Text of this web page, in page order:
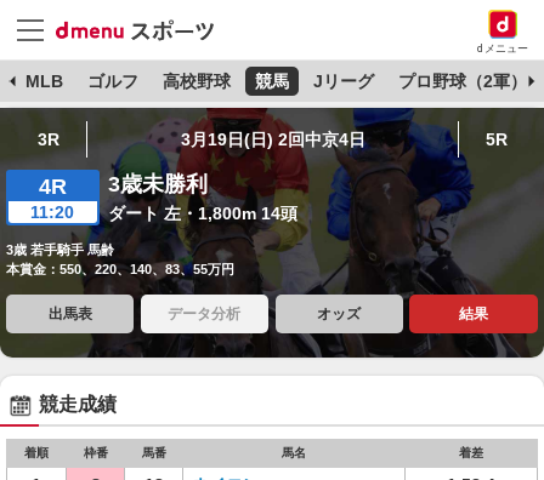
dメニュー
MLB ゴルフ 高校野球 競馬 Jリーグ プロ野球（2軍）
3R 3月19日(日) 2回中京4日 5R
4R
11:20
3歳未勝利
ダート 左・1,800m 14頭
3歳 若手騎手 馬齢
本賞金：550、220、140、83、55万円
出馬表 データ分析 オッズ 結果
競走成績
着順 枠番 馬番 馬名 着差